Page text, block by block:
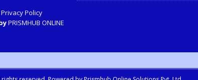
Privacy Policy
PRISMHUB ONLINE